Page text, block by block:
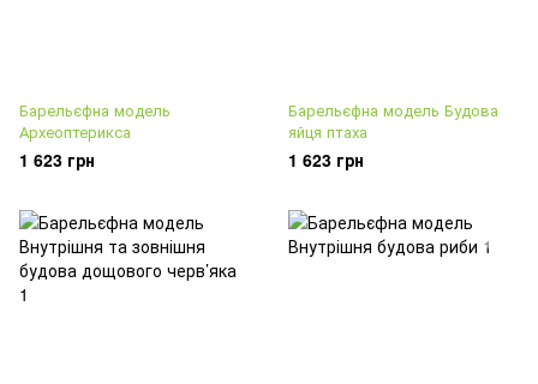
Барельєфна модель
Археоптерикса
1 623 грн
Барельєфна модель Будова
яйця птаха
1 623 грн